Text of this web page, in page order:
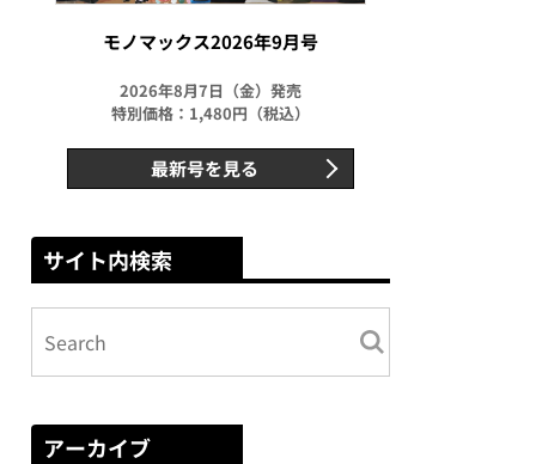
モノマックス2026年9月号
2026年8月7日（金）発売
特別価格：1,480円（税込）
最新号を見る
サイト内検索
アーカイブ